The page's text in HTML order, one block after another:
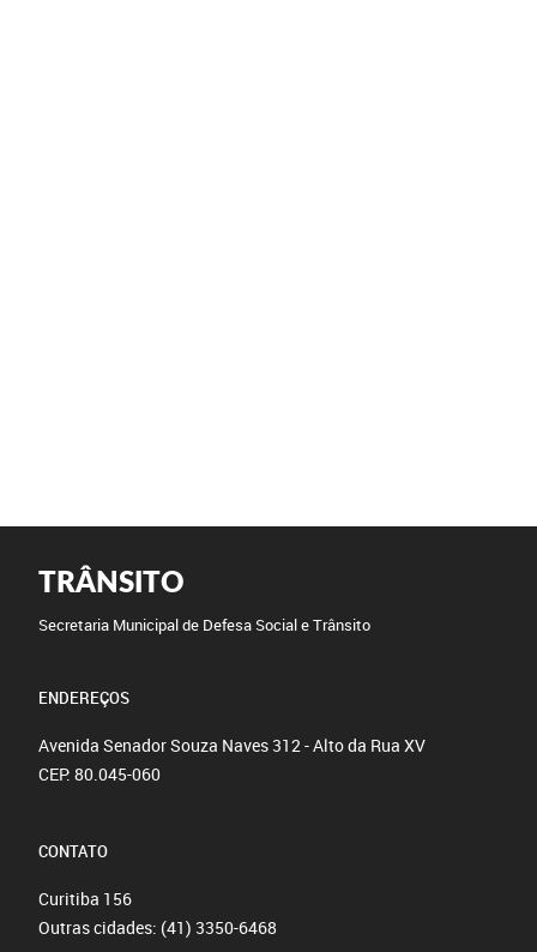
TRÂNSITO
Secretaria Municipal de Defesa Social e Trânsito
ENDEREÇOS
Avenida Senador Souza Naves 312 - Alto da Rua XV
CEP: 80.045-060
CONTATO
Curitiba 156
Outras cidades: (41) 3350-6468